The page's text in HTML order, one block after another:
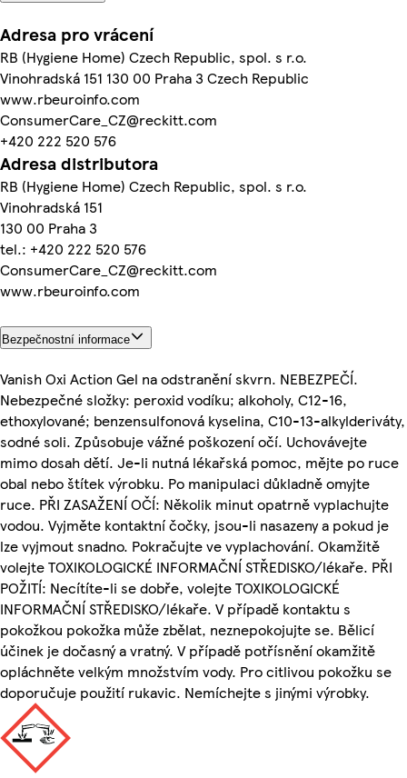
Adresa pro vrácení
RB (Hygiene Home) Czech Republic, spol. s r.o.
Vinohradská 151 130 00 Praha 3 Czech Republic
www.rbeuroinfo.com
ConsumerCare_CZ@reckitt.com
+420 222 520 576
Adresa distributora
RB (Hygiene Home) Czech Republic, spol. s r.o.
Vinohradská 151
130 00 Praha 3
tel.: +420 222 520 576
ConsumerCare_CZ@reckitt.com
www.rbeuroinfo.com
Bezpečnostní informace
Vanish Oxi Action Gel na odstranění skvrn. NEBEZPEČÍ.
Nebezpečné složky: peroxid vodíku; alkoholy, C12-16,
ethoxylované; benzensulfonová kyselina, C10-13-alkylderiváty,
sodné soli. Způsobuje vážné poškození očí. Uchovávejte
mimo dosah dětí. Je-li nutná lékařská pomoc, mějte po ruce
obal nebo štítek výrobku. Po manipulaci důkladně omyjte
ruce. PŘI ZASAŽENÍ OČÍ: Několik minut opatrně vyplachujte
vodou. Vyjměte kontaktní čočky, jsou-li nasazeny a pokud je
lze vyjmout snadno. Pokračujte ve vyplachování. Okamžitě
volejte TOXIKOLOGICKÉ INFORMAČNÍ STŘEDISKO/lékaře. PŘI
POŽITÍ: Necítíte-li se dobře, volejte TOXIKOLOGICKÉ
INFORMAČNÍ STŘEDISKO/lékaře. V případě kontaktu s
pokožkou pokožka může zbělat, neznepokojujte se. Bělicí
účinek je dočasný a vratný. V případě potřísnění okamžitě
opláchněte velkým množstvím vody. Pro citlivou pokožku se
doporučuje použití rukavic. Nemíchejte s jinými výrobky.